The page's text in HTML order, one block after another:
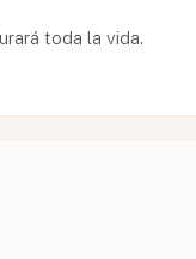
toda la vida.